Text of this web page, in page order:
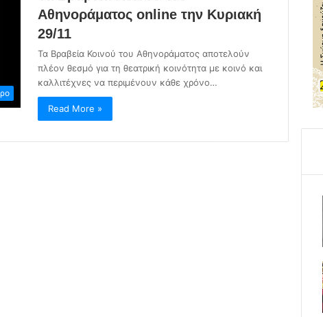
Αθηνοράματος online την Κυριακή
29/11
Τα Βραβεία Κοινού του Αθηνοράματος αποτελούν
πλέον θεσμό για τη θεατρική κοινότητα με κοινό και
καλλιτέχνες να περιμένουν κάθε χρόνο…
Read More »